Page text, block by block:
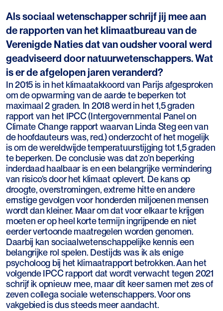
Als sociaal wetenschapper schrijf jij mee aan
de rapporten van het klimaatbureau van de
Verenigde Naties dat van oudsher vooral werd
geadviseerd door natuurwetenschappers. Wat
is er de afgelopen jaren veranderd?
In 2015 is in het klimaatakkoord van Parijs afgesproken
om de opwarming van de aarde te beperken tot
maximaal 2 graden. In 2018 werd in het 1,5 graden
rapport van het IPCC (Intergovernmental Panel on
Climate Change rapport waarvan Linda Steg een van
de hoofdauteurs was, red.) onderzocht of het mogelijk
is om de wereldwijde temperatuurstijging tot 1,5 graden
te beperken. De conclusie was dat zo’n beperking
inderdaad haalbaar is en een belangrijke vermindering
van risico’s door het klimaat oplevert. De kans op
droogte, overstromingen, extreme hitte en andere
ernstige gevolgen voor honderden miljoenen mensen
wordt dan kleiner. Maar om dat voor elkaar te krijgen
moeten er op heel korte termijn ingrijpende en niet
eerder vertoonde maatregelen worden genomen.
Daarbij kan sociaalwetenschappelijke kennis een
belangrijke rol spelen. Destijds was ik als enige
psycholoog bij het klimaatrapport betrokken. Aan het
volgende IPCC rapport dat wordt verwacht tegen 2021
schrijf ik opnieuw mee, maar dit keer samen met zes of
zeven collega sociale wetenschappers. Voor ons
vakgebied is dus steeds meer aandacht.